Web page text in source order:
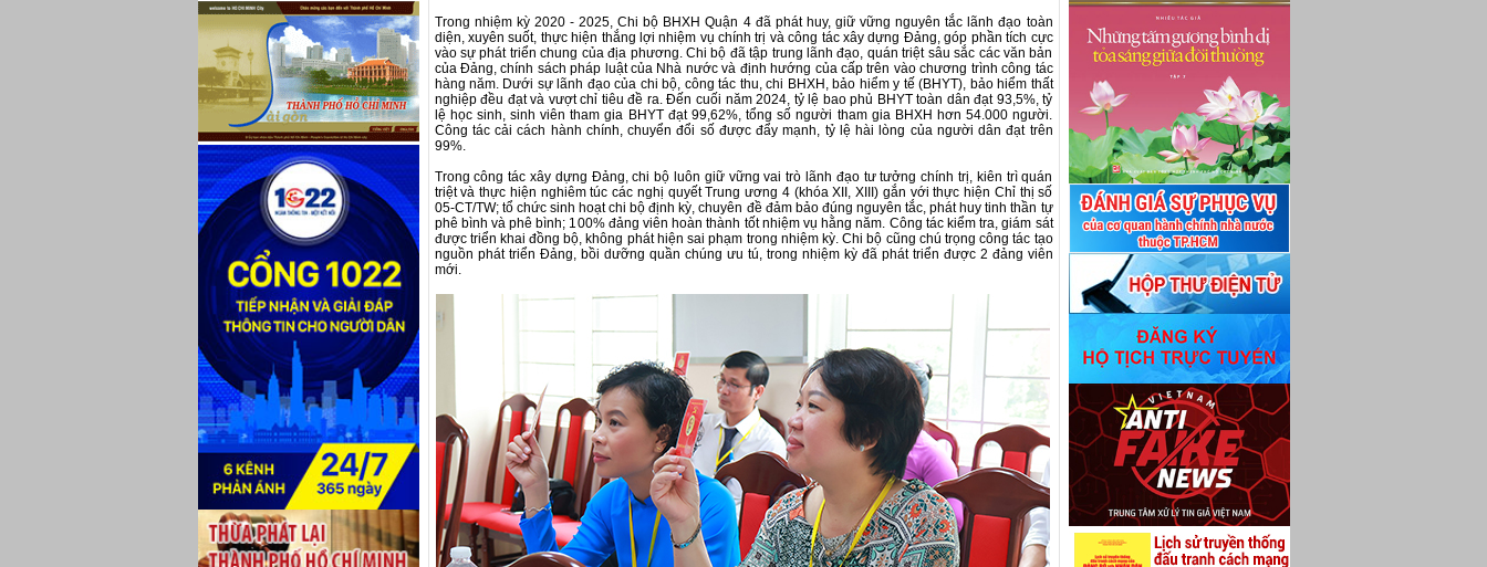
Trong nhiệm kỳ 2020 - 2025, Chi bộ BHXH Quận 4 đã phát huy, giữ vững nguyên tắc lãnh đạo toàn
diện, xuyên suốt, thực hiện thắng lợi nhiệm vụ chính trị và công tác xây dựng Đảng, góp phần tích cực
vào sự phát triển chung của địa phương. Chi bộ đã tập trung lãnh đạo, quán triệt sâu sắc các văn bản
của Đảng, chính sách pháp luật của Nhà nước và định hướng của cấp trên vào chương trình công tác
hàng năm. Dưới sự lãnh đạo của chi bộ, công tác thu, chi BHXH, bảo hiểm y tế (BHYT), bảo hiểm thất
nghiệp đều đạt và vượt chỉ tiêu đề ra. Đến cuối năm 2024, tỷ lệ bao phủ BHYT toàn dân đạt 93,5%, tỷ
lệ học sinh, sinh viên tham gia BHYT đạt 99,62%, tổng số người tham gia BHXH hơn 54.000 người.
Công tác cải cách hành chính, chuyển đổi số được đẩy mạnh, tỷ lệ hài lòng của người dân đạt trên
99%.
Trong công tác xây dựng Đảng, chi bộ luôn giữ vững vai trò lãnh đạo tư tưởng chính trị, kiên trì quán
triệt và thực hiện nghiêm túc các nghị quyết Trung ương 4 (khóa XII, XIII) gắn với thực hiện Chỉ thị số
05-CT/TW; tổ chức sinh hoạt chi bộ định kỳ, chuyên đề đảm bảo đúng nguyên tắc, phát huy tinh thần tự
phê bình và phê bình; 100% đảng viên hoàn thành tốt nhiệm vụ hằng năm. Công tác kiểm tra, giám sát
được triển khai đồng bộ, không phát hiện sai phạm trong nhiệm kỳ. Chi bộ cũng chú trọng công tác tạo
nguồn phát triển Đảng, bồi dưỡng quần chúng ưu tú, trong nhiệm kỳ đã phát triển được 2 đảng viên
mới.